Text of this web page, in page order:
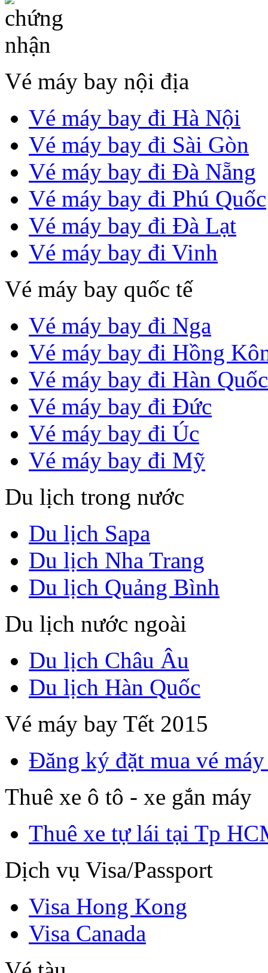
Vé máy bay nội địa
Vé máy bay đi Hà Nội
Vé máy bay đi Sài Gòn
Vé máy bay đi Đà Nẵng
Vé máy bay đi Phú Quốc
Vé máy bay đi Đà Lạt
Vé máy bay đi Vinh
Vé máy bay quốc tế
Vé máy bay đi Nga
Vé máy bay đi Hồng
Vé máy bay đi Hàn Quốc
Vé máy bay đi Đức
Vé máy bay đi Úc
Vé máy bay đi Mỹ
Du lịch trong nước
Du lịch Sapa
Du lịch Nha Trang
Du lịch Quảng Bình
Du lịch nước ngoài
Du lịch Châu Âu
Du lịch Hàn Quốc
Vé máy bay Tết 2015
Đăng ký đặt mua vé
Thuê xe ô tô - xe gắn máy
Thuê xe tự lái tại Tp
Dịch vụ Visa/Passport
Visa Hong Kong
Visa Canada